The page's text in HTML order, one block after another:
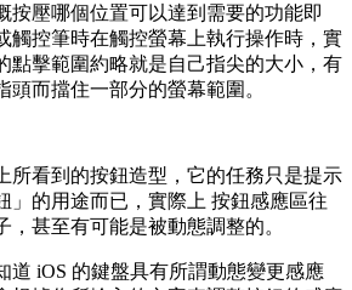
按壓哪個位置可以達到需要的功能即
觸控筆時在觸控螢幕上執行操作時，實
點擊範圍約略就是自己指尖的大小，有
頭而擋住一部分的螢幕範圍。
所看到的按鈕造型，它的任務只是提示
」的用途而已，實際上 按鈕感應區往
，甚至有可能是被動態調整的。
道 iOS 的鍵盤具有所謂動態變更感應